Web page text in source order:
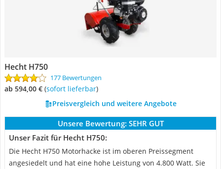
Hecht H750
177 Bewertungen
ab 594,00 € ( Sofort lieferbar)
Preisvergleich und weitere Angebote
Unsere Bewertung: SEHR GUT
Unser Fazit für Hecht H750:
Die Hecht H750 Motorhacke ist im oberen Preissegment
angesiedelt und hat eine hohe Leistung von 4.800 Watt. Sie